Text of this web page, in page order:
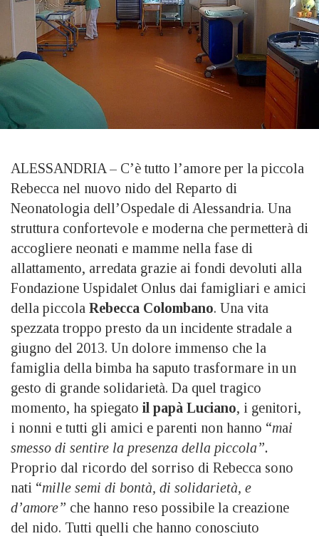
ALESSANDRIA – C’è tutto l’amore per la piccola
Rebecca nel nuovo nido del Reparto di
Neonatologia dell’Ospedale di Alessandria. Una
struttura confortevole e moderna che permetterà di
accogliere neonati e mamme nella fase di
allattamento, arredata grazie ai fondi devoluti alla
Fondazione Uspidalet Onlus dai famigliari e amici
della piccola Rebecca Colombano. Una vita
spezzata troppo presto da un incidente stradale a
giugno del 2013. Un dolore immenso che la
famiglia della bimba ha saputo trasformare in un
gesto di grande solidarietà. Da quel tragico
momento, ha spiegato il papà Luciano, i genitori,
i nonni e tutti gli amici e parenti non hanno “mai
smesso di sentire la presenza della piccola”.
Proprio dal ricordo del sorriso di Rebecca sono
nati “mille semi di bontà, di solidarietà, e
d’amore” che hanno reso possibile la creazione
del nido. Tutti quelli che hanno conosciuto